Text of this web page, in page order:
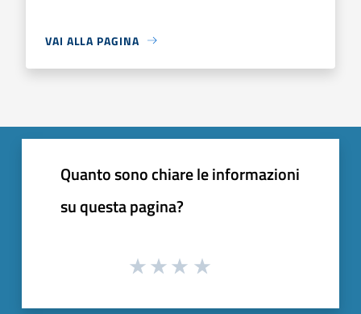
VAI ALLA PAGINA
Quanto sono chiare le informazioni
su questa pagina?